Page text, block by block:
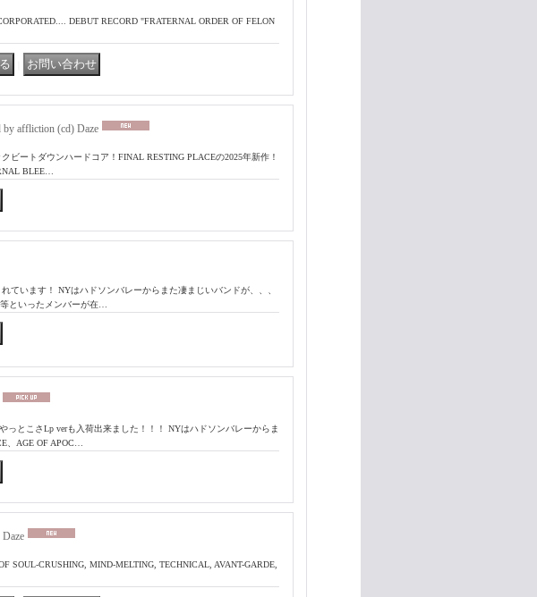
DEBUT RECORD "FRATERNAL ORDER OF FELON
affliction (cd) Daze
ビートダウンハードコア！FINAL RESTING PLACEの2025年新作！
BLEE…
ています！ NYはハドソンバレーからまた凄まじいバンドが、、、
といったメンバーが在…
っとこさLp verも入荷出来ました！！！ NYはハドソンバレーからま
、AGE OF APOC…
SOUL-CRUSHING, MIND-MELTING, TECHNICAL, AVANT-GARDE,